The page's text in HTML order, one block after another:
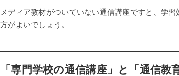
メディア教材がついていない通信講座ですと、学
方がよいでしょう。
「専門学校の通信講座」と「通信